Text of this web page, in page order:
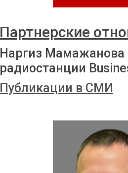
Партнерские
Наргиз
радиостанции
Публикации в СМИ